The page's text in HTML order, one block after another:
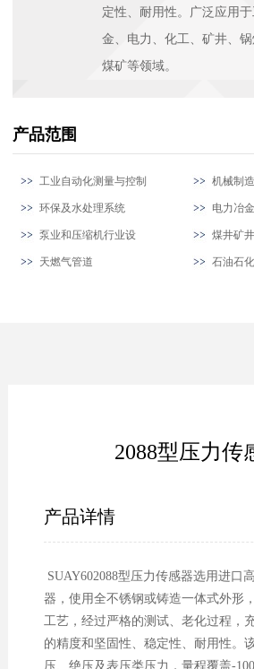
定性、耐用性。广泛应用
金、电力、化工、矿井、
煤矿等领域。
产品范围
工业自动化测量与控制 机械制
环保及水处理系统 电力冶金
泵业和压缩机行业设 煤井矿井
天燃气管道 石油石化
2088型压力传
产品详情
SUAY602088型压力传感器选用进口
器，使用全不锈钢或铸造一体式外形
工艺，经过严格的测试、老化过程，
的精度和坚固性、稳定性、耐用性。
压、绝压及表压类压力，量程覆盖-